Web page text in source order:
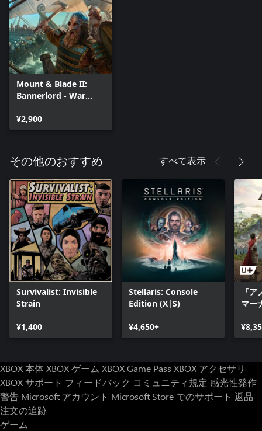
Mount & Blade II:
Bannerlord - War
¥2,900
その他のおすすめ すべて表示
Survivalist: Invisible
Strain
¥1,400
Stellaris: Console
Edition (X|S)
¥4,650+
『
マー
XBOX 本体XBOX ゲーム XBOX Game Pass XBOX アクセサリ
XBOX サポート フィードバック コミュニティ規定 感光性発作
警告 Microsoft アカウント Microsoft Store でのサポート 返品
注文の追跡
ゲーム